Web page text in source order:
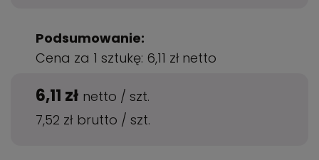
Podsumowanie:
Cena za 1 sztukę: 6,11 zł netto
6,11 zł netto / szt.
7,52 zł brutto / szt.